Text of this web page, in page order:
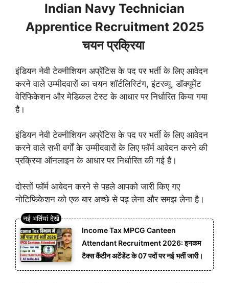
Indian Navy Technician
Apprentice Recruitment 2025
चयन प्रक्रिया
इंडियन नेवी टेक्नीशियन अप्रेंटिस के पद पर भर्ती के लिए आवेदन
करने वाले उम्मीदवारों का चयन शॉर्टलिस्टिंग, इंटरव्यू, डॉक्यूमेंट
वेरिफिकेशन और मेडिकल टेस्ट के आधार पर निर्धारित किया गया
है।
इंडियन नेवी टेक्नीशियन अप्रेंटिस के पद पर भर्ती के लिए आवेदन
करने वाले सभी वर्गों के उम्मीदवारों के लिए फॉर्म आवेदन करने की
प्रक्रिया ऑनलाइन के आधार पर निर्धारित की गई है।
दोस्तों फॉर्म आवेदन करने से पहले आपको जारी किए गए
नोटिफिकेशन को एक बार अच्छे से पढ़ लेना और समझ लेना है।
Income Tax MPCG Canteen
Attendant Recruitment 2026: इनकम
टैक्स कैंटीन अटेंडेंट के 07 पदों पर नई भर्ती जारी।